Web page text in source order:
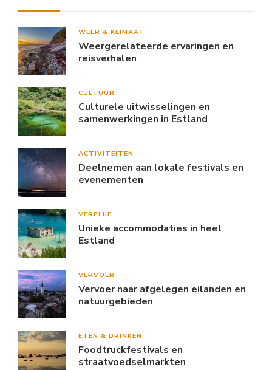
WEER & KLIMAAT
Weergerelateerde ervaringen en
reisverhalen
CULTUUR
Culturele uitwisselingen en
samenwerkingen in Estland
ACTIVITEITEN
Deelnemen aan lokale festivals en
evenementen
VERBLIJF
Unieke accommodaties in heel
Estland
VERVOER
Vervoer naar afgelegen eilanden en
natuurgebieden
ETEN & DRINKEN
Foodtruckfestivals en
straatvoedselmarkten